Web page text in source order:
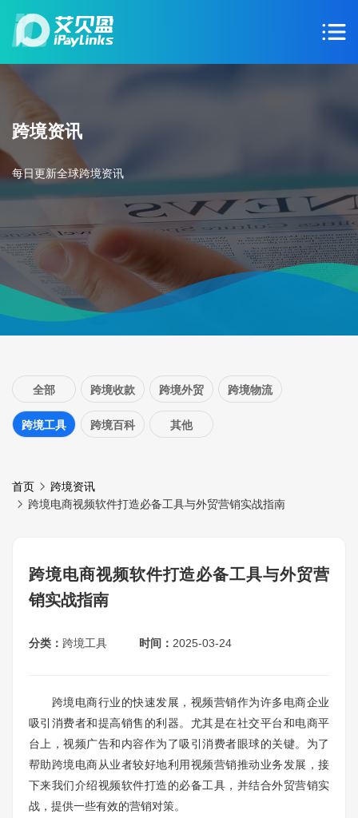
跨境资讯
每日更新全球跨境资讯
全部 跨境收款 跨境外贸 跨境物流
跨境工具 跨境百科 其他
首页
跨境资讯
跨境电商视频软件打造必备工具与外贸营销实战指南
跨境电商视频软件打造必备工具与外贸营
销实战指南
分类： 跨境工具 时间： 2025-03-24
跨境电商行业的快速发展，视频营销作为许多电商企业
吸引消费者和提高销售的利器。尤其是在社交平台和电商平
台上，视频广告和内容作为了吸引消费者眼球的关键。为了
帮助跨境电商从业者较好地利用视频营销推动业务发展，接
下来我们介绍视频软件打造的必备工具，并结合外贸营销实
战，提供一些有效的营销对策。